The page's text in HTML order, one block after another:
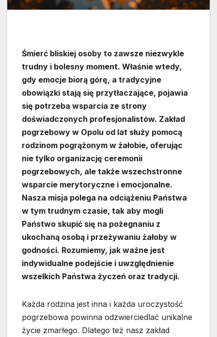
Śmierć bliskiej osoby to zawsze niezwykle
trudny i bolesny moment. Właśnie wtedy,
gdy emocje biorą górę, a tradycyjne
obowiązki stają się przytłaczające, pojawia
się potrzeba wsparcia ze strony
doświadczonych profesjonalistów. Zakład
pogrzebowy w Opolu od lat służy pomocą
rodzinom pogrążonym w żałobie, oferując
nie tylko organizację ceremonii
pogrzebowych, ale także wszechstronne
wsparcie merytoryczne i emocjonalne.
Nasza misja polega na odciążeniu Państwa
w tym trudnym czasie, tak aby mogli
Państwo skupić się na pożegnaniu z
ukochaną osobą i przeżywaniu żałoby w
godności. Rozumiemy, jak ważne jest
indywidualne podejście i uwzględnienie
wszelkich Państwa życzeń oraz tradycji.
Każda rodzina jest inna i każda uroczystość
pogrzebowa powinna odzwierciedlać unikalne
życie zmarłego. Dlatego też nasz zakład